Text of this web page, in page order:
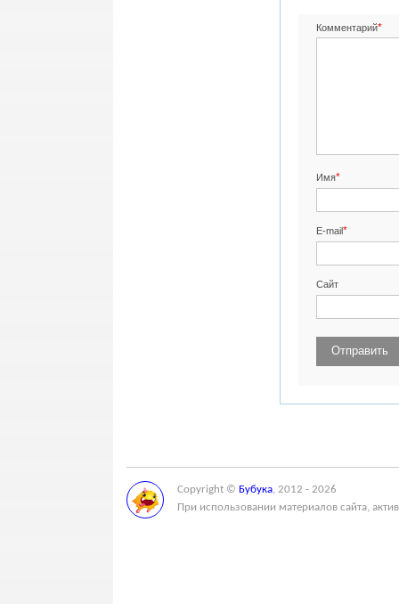
Комментарий*
Имя*
E-mail*
Сайт
Copyright © Бубука, 2012 - 2026
При использовании материалов сайта,